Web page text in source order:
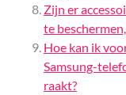
Zijn er
te
Hoe kan ik
Samsung-
raakt?